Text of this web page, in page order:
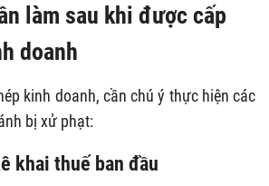
làm sau khi được cấp
doanh
kinh doanh, cần chú ý thực hiện các
bị xử phạt:
khai thuế ban đầu